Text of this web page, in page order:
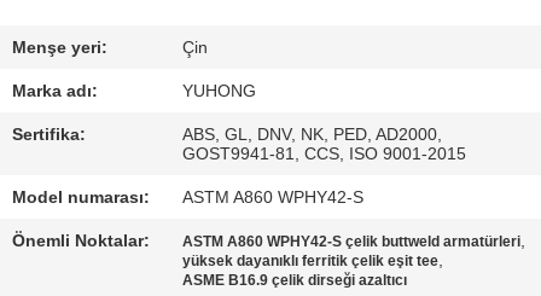
BIZIMLE
ILETIŞIME
GEÇIN
BIR
TEKLIF
Menşe yeri: Çin
Marka adı: YUHONG
Sertifika:
ABS, GL, DNV, NK, PED, AD2000,
GOST9941-81, CCS, ISO 9001-2015
Model numarası: ASTM A860 WPHY42-S
Önemli Noktalar: ASTM A860 WPHY42-S çelik buttweld armatürleri,
yüksek dayanıklı ferritik çelik eşit tee,
ASME B16.9 çelik dirseği azaltıcı